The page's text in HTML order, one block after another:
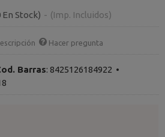
En Stock) - (Imp. Incluidos)
Hacer pregunta
Barras: 8425126184922 •